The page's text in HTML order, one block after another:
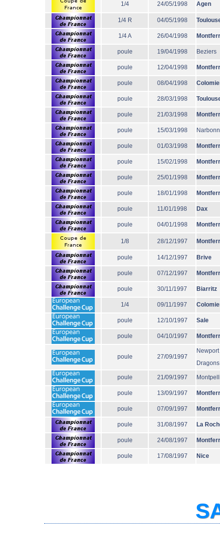
1/4 24/05/1998 Agen
1/4 R 04/05/1998
1/4 A 26/04/1998
poule 19/04/1998 Beziers
poule 12/04/1998
poule 08/04/1998
poule 28/03/1998
poule 21/03/1998
poule 15/03/1998
poule 01/03/1998
poule 15/02/1998
poule 25/01/1998
poule 18/01/1998
poule 11/01/1998 Dax
poule 04/01/1998
1/8 28/12/1997
poule 14/12/1997 Brive
poule 07/12/1997
poule 30/11/1997 Biarritz
1/4 09/11/1997
poule 12/10/1997 Sale
poule 04/10/1997
poule 27/09/1997
Newport
Dragons
poule 21/09/1997
poule 13/09/1997
poule 07/09/1997
poule 31/08/1997 La
poule 24/08/1997
poule 17/08/1997 Nice